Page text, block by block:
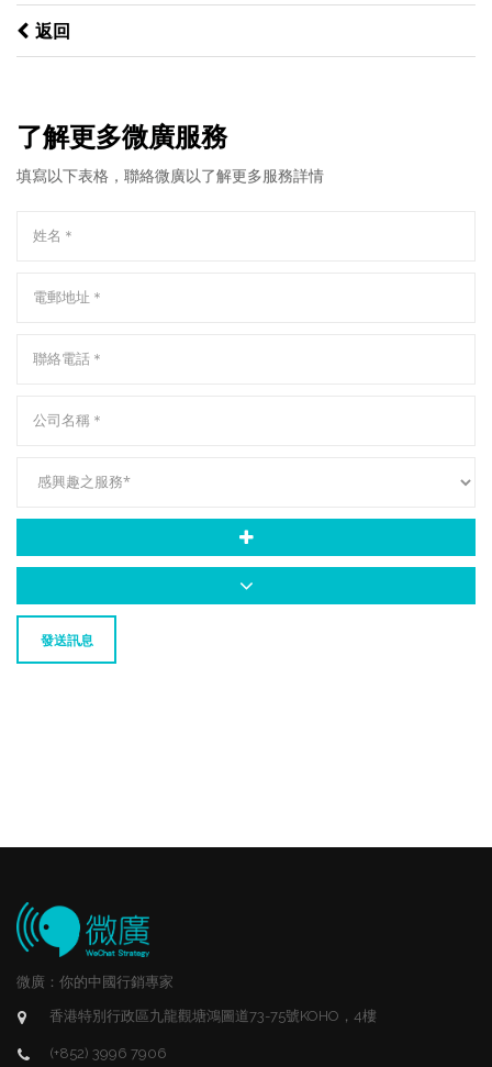
返回
了解更多微廣服務
填寫以下表格，聯絡微廣以了解更多服務詳情
發送訊息
微廣：你的中國行銷專家
香港特別行政區九龍觀塘鴻圖道73-75號KOHO，4樓
(+852) 3996 7906